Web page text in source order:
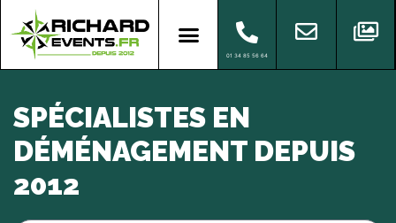
01 34 85 56 64
SPÉCIALISTES EN
DÉMÉNAGEMENT DEPUIS
2012